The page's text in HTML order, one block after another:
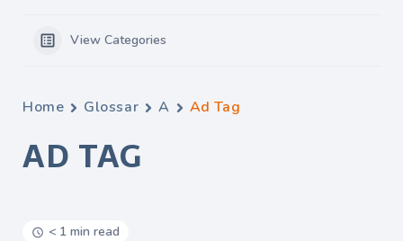
View Categories
Home Glossar A Ad Tag
AD TAG
< 1 min read